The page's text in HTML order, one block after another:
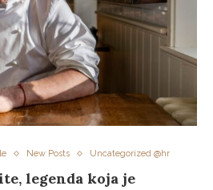
New Posts Uncategorized @hr
legenda koja je